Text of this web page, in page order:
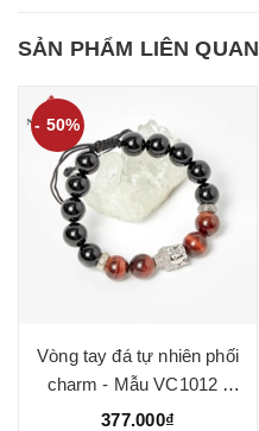
SẢN PHẨM LIÊN QUAN
- 50%
Vòng tay đá tự nhiên phối
charm - Mẫu VC1012 -
Ngọc Quý
377.000₫